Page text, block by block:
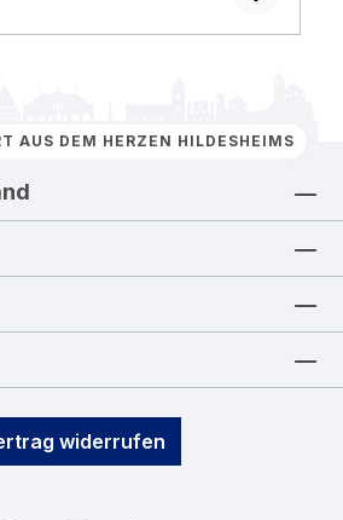
AUS DEM HERZEN HILDESHEIMS
widerrufen